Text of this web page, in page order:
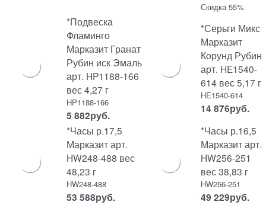
Скидка 55%
*Подвеска
Фламинго
Марказит Гранат
Рубин иск Эмаль
арт. HP1188-166
вес 4,27 г
HP1188-166
5 882руб.
*Серьги Микс
Марказит
Корунд Рубин
арт. HE1540-
614 вес 5,17 г
HE1540-614
14 876руб.
*Часы р.17,5
Марказит арт.
HW248-488 вес
48,23 г
HW248-488
53 588руб.
*Часы р.16,5
Марказит арт.
HW256-251
вес 38,83 г
HW256-251
49 229руб.